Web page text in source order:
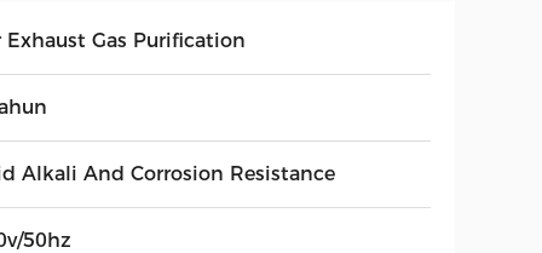
Exhaust Gas Purification
Alkali And Corrosion Resistance
50hz